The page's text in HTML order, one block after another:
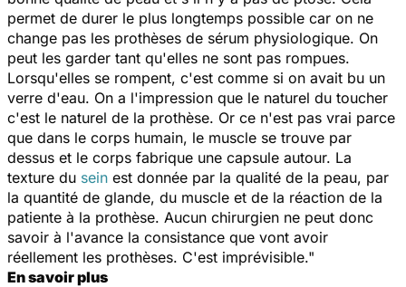
permet de durer le plus longtemps possible car on ne
change pas les prothèses de sérum physiologique. On
peut les garder tant qu'elles ne sont pas rompues.
Lorsqu'elles se rompent, c'est comme si on avait bu un
verre d'eau. On a l'impression que le naturel du toucher
c'est le naturel de la prothèse. Or ce n'est pas vrai parce
que dans le corps humain, le muscle se trouve par
dessus et le corps fabrique une capsule autour. La
texture du sein est donnée par la qualité de la peau, par
la quantité de glande, du muscle et de la réaction de la
patiente à la prothèse. Aucun chirurgien ne peut donc
savoir à l'avance la consistance que vont avoir
réellement les prothèses. C'est imprévisible."
En savoir plus